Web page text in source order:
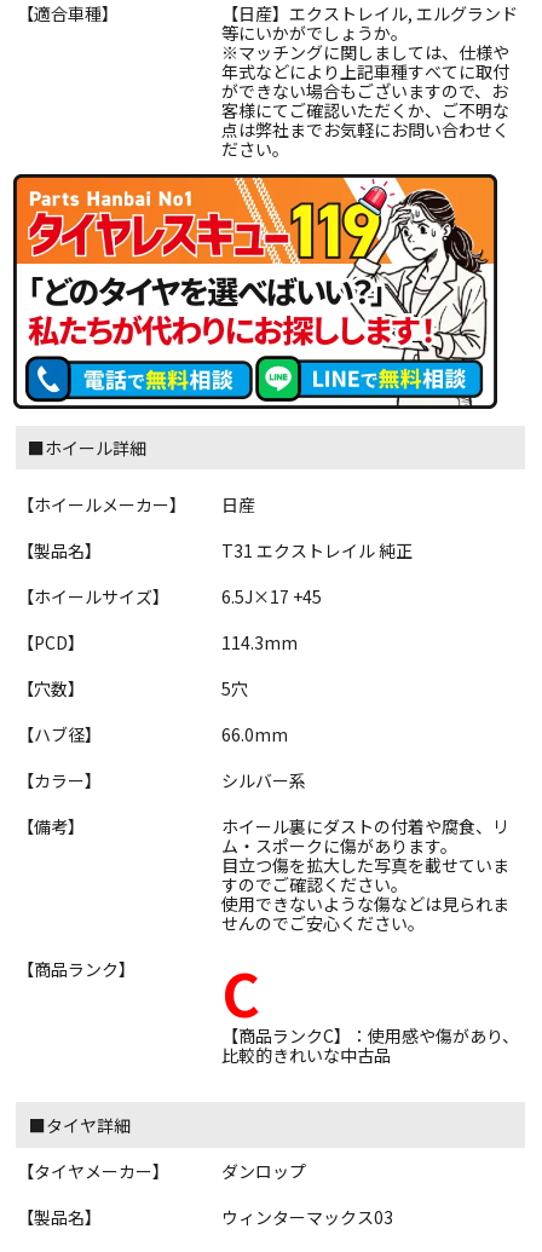
【適合車種】
【日産】エクストレイル, エルグランド
等にいかがでしょうか。
※マッチングに関しましては、仕様や
年式などにより上記車種すべてに取付
ができない場合もございますので、お
客様にてご確認いただくか、ご不明な
点は弊社までお気軽にお問い合わせく
ださい。
■ホイール詳細
【ホイールメーカー】
日産
【製品名】
T31 エクストレイル 純正
【ホイールサイズ】
6.5J×17 +45
【PCD】
114.3mm
【穴数】
5穴
【ハブ径】
66.0mm
【カラー】
シルバー系
【備考】
ホイール裏にダストの付着や腐食、リ
ム・スポークに傷があります。
目立つ傷を拡大した写真を載せていま
すのでご確認ください。
使用できないような傷などは見られま
せんのでご安心ください。
【商品ランク】
C
【商品ランクC】：使用感や傷があり、
比較的きれいな中古品
■タイヤ詳細
【タイヤメーカー】
ダンロップ
【製品名】
ウィンターマックス03